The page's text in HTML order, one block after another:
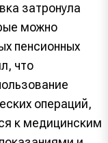
затронула
можно
пенсионных
что
операций,
к медицинским